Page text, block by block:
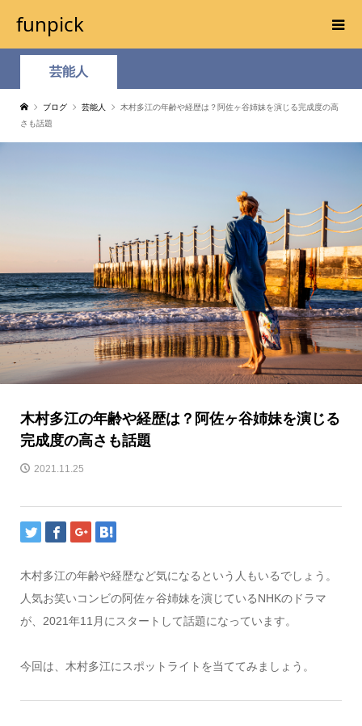
funpick
芸能人
ブログ 芸能人
木村多江の年齢や経歴は？阿佐ヶ谷姉妹を演じる完成度の高
さも話題
木村多江の年齢や経歴は？阿佐ヶ谷姉妹を演じる
完成度の高さも話題
2021.11.25
木村多江の年齢や経歴など気になるという人もいるでしょう。
人気お笑いコンビの阿佐ヶ谷姉妹を演じているNHKのドラマ
が、2021年11月にスタートして話題になっています。
今回は、木村多江にスポットライトを当ててみましょう。